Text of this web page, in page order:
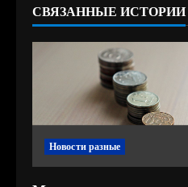
и
ч
т
СВЯЗАННЫЕ ИСТОРИИ
Новости разные